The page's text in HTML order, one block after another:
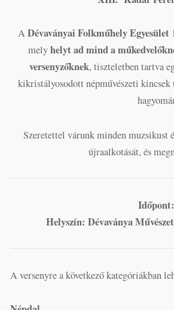
ADévaványai Folkműhely Egyesület
melyhelyt ad mind a
versenyzőknek, tiszteletben tartva
kikristályosodott népművészeti kincsek
Szeretettel várunk minden muzsikust
újraalkotását, és
Helyszín: Dévaványa
A versenyre a következő kategóriákban